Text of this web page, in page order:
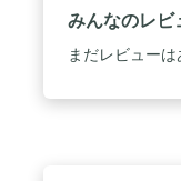
ます。火の粉
す。外から視線
くるのにも便
みんなのレビ
まだレビュー